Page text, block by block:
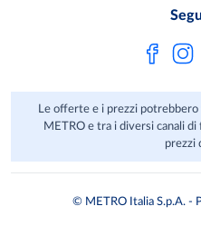
Le offerte e i prezzi
METRO e tra i diversi canali
prezzi
© METRO Italia S.p.A.